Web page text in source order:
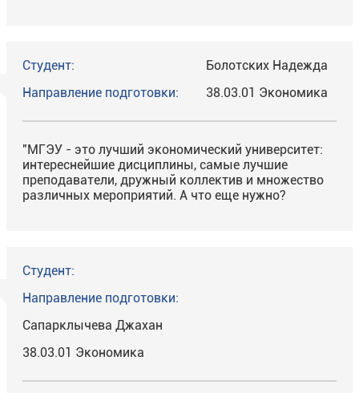
Студент:
Направление подготовки:
Болотских Надежда
38.03.01 Экономика
"МГЭУ - это лучший экономический университет:
интереснейшие дисциплины, самые лучшие
преподаватели, дружный коллектив и множество
различных мероприятий. А что еще нужно?
Студент:
Направление подготовки:
Сапарклычева Джахан
38.03.01 Экономика